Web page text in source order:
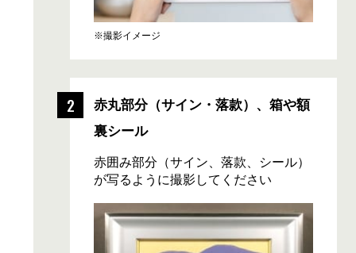
※撮影イメージ
赤丸部分 （サイン・落款）、箱や額
裏シール
赤囲み部分（サイン、落款、シール）
が写るように撮影してください